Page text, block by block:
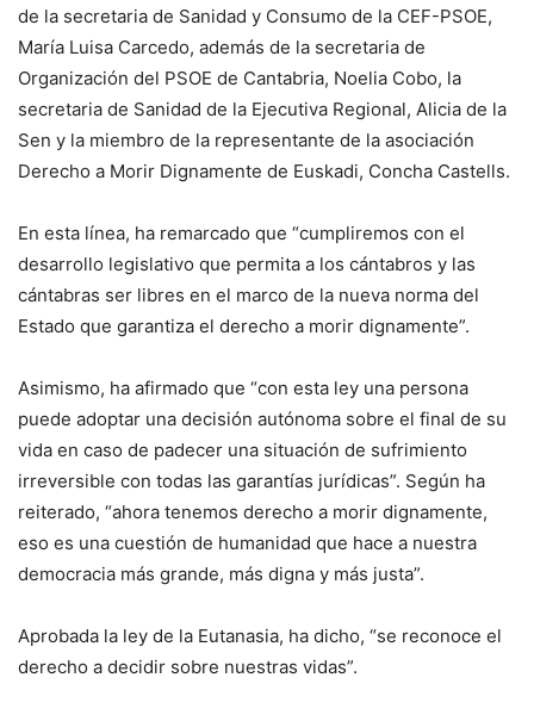
de la secretaria de Sanidad y Consumo de la CEF-PSOE,
María Luisa Carcedo, además de la secretaria de
Organización del PSOE de Cantabria, Noelia Cobo, la
secretaria de Sanidad de la Ejecutiva Regional, Alicia de la
Sen y la miembro de la representante de la asociación
Derecho a Morir Dignamente de Euskadi, Concha Castells.
En esta línea, ha remarcado que “cumpliremos con el
desarrollo legislativo que permita a los cántabros y las
cántabras ser libres en el marco de la nueva norma del
Estado que garantiza el derecho a morir dignamente”.
Asimismo, ha afirmado que “con esta ley una persona
puede adoptar una decisión autónoma sobre el final de su
vida en caso de padecer una situación de sufrimiento
irreversible con todas las garantías jurídicas”. Según ha
reiterado, “ahora tenemos derecho a morir dignamente,
eso es una cuestión de humanidad que hace a nuestra
democracia más grande, más digna y más justa”.
Aprobada la ley de la Eutanasia, ha dicho, “se reconoce el
derecho a decidir sobre nuestras vidas”.